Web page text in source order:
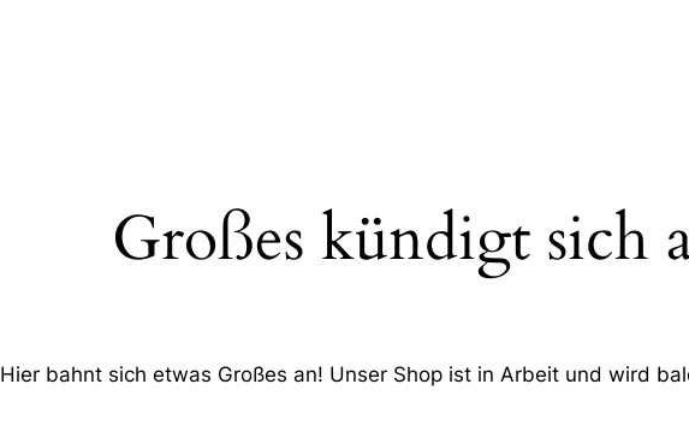
Großes kündigt sich
Hier bahnt sich etwas Großes an! Unser Shop ist in Arbeit und wird